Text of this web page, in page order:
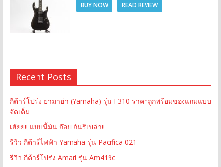
BUY NOW READ REVIEW
Recent Posts
กีต้าร์โปร่ง ยามาฮ่า (Yamaha) รุ่น F310 ราคาถูกพร้อมของแถมแบบ
จัดเต็ม
เฮ้ยย!! แบบนี้มัน ก๊อป กันรึเปล่า!!
รีวิว กีต้าร์ไฟฟ้า Yamaha รุ่น Pacifica 021
รีวิว กีต้าร์โปร่ง Amari รุ่น Am419c